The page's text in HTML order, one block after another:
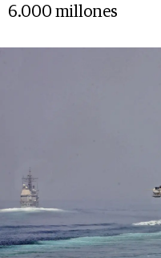
6.000 millones